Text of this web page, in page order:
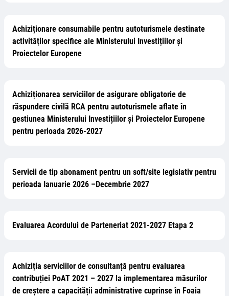
Achiziționare consumabile pentru autoturismele destinate
activităților specifice ale Ministerului Investițiilor și
Proiectelor Europene
Achiziționarea serviciilor de asigurare obligatorie de
răspundere civilă RCA pentru autoturismele aflate în
gestiunea Ministerului Investițiilor și Proiectelor Europene
pentru perioada 2026-2027
Servicii de tip abonament pentru un soft/site legislativ pentru
perioada Ianuarie 2026 –Decembrie 2027
Evaluarea Acordului de Parteneriat 2021-2027 Etapa 2
Achiziția serviciilor de consultanță pentru evaluarea
contribuției PoAT 2021 – 2027 la implementarea măsurilor
de creștere a capacității administrative cuprinse în Foaia